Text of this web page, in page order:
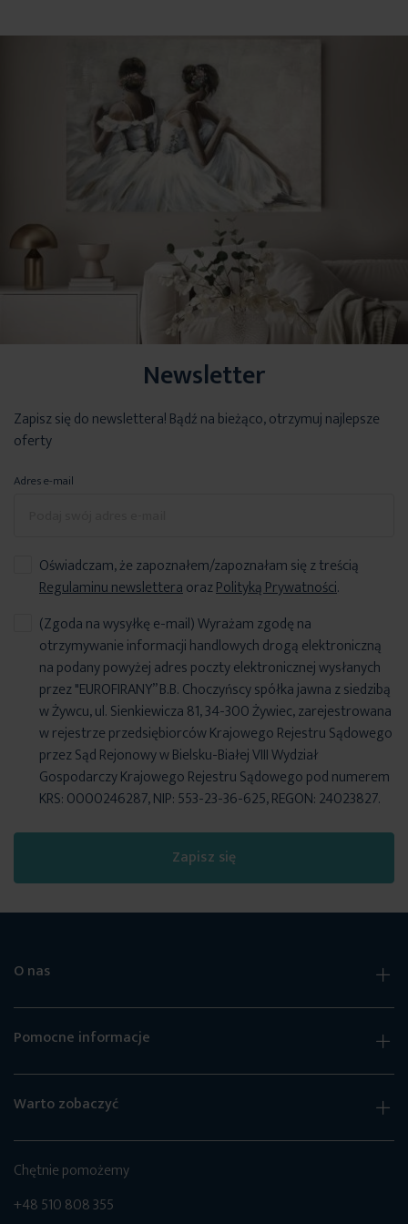
Newsletter
Zapisz się do newslettera! Bądź na bieżąco, otrzymuj najlepsze
oferty
Adres e-mail
Oświadczam, że zapoznałem/zapoznałam się z treścią
Regulaminu newsletteraorazPolityką Prywatności.
Zapisz się
(Zgoda na wysyłkę e-mail) Wyrażam zgodę na
otrzymywanie informacji handlowych drogą elektroniczną
na podany powyżej adres poczty elektronicznej wysłanych
przez "EUROFIRANY” B.B. Choczyńscy spółka jawna z siedzibą
w Żywcu, ul. Sienkiewicza 81, 34-300 Żywiec, zarejestrowana
w rejestrze przedsiębiorców Krajowego Rejestru Sądowego
przez Sąd Rejonowy w Bielsku-Białej VIII Wydział
Gospodarczy Krajowego Rejestru Sądowego pod numerem
KRS: 0000246287, NIP: 553-23-36-625, REGON: 24023827.
O nas
Pomocne informacje
Warto zobaczyć
Chętnie pomożemy
+48 510 808 355